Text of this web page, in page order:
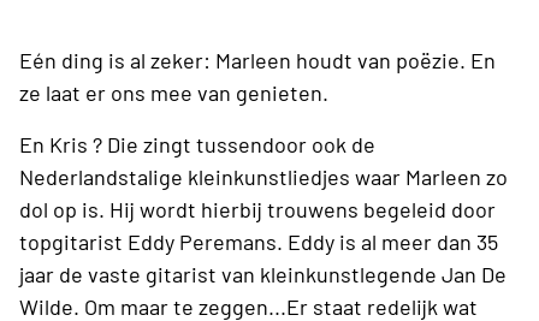
Eén ding is al zeker: Marleen houdt van poëzie. En
ze laat er ons mee van genieten.
En Kris ? Die zingt tussendoor ook de
Nederlandstalige kleinkunstliedjes waar Marleen zo
dol op is. Hij wordt hierbij trouwens begeleid door
topgitarist Eddy Peremans. Eddy is al meer dan 35
jaar de vaste gitarist van kleinkunstlegende Jan De
Wilde. Om maar te zeggen...Er staat redelijk wat